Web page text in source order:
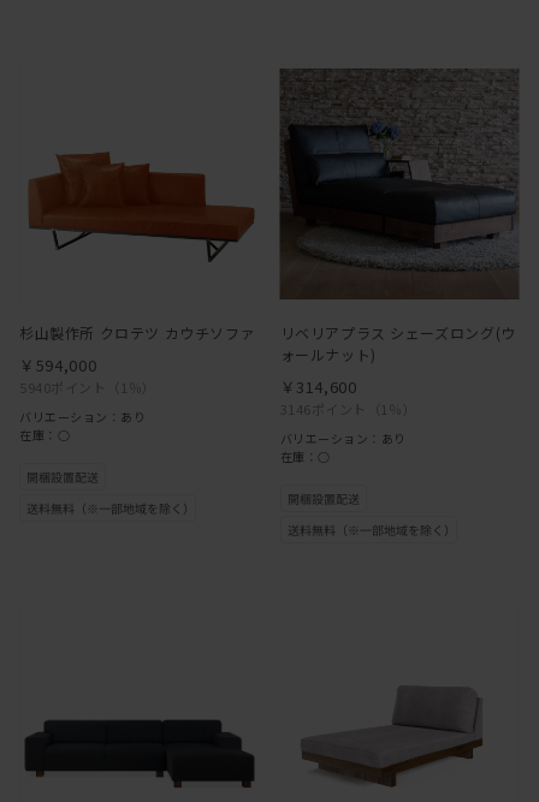
杉山製作所 クロテツ カウチソファ
5940ポイント （1％）
￥594,000
バリエーション：あり
在庫：○
リベリアプラス シェーズロング(ウ
ォールナット)
3146ポイント （1％）
￥314,600
バリエーション：あり
在庫：○